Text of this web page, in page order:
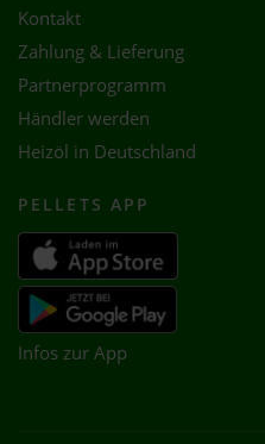
Kontakt
Zahlung & Lieferung
Partnerprogramm
Händler werden
Heizöl in Deutschland
PELLETS APP
Infos zur App